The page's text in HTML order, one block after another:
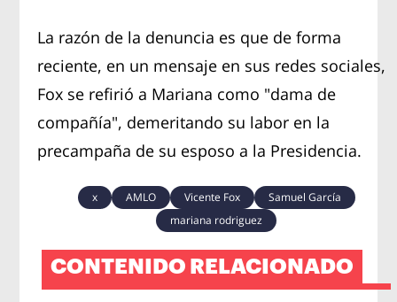
La razón de la denuncia es que de forma
reciente, en un mensaje en sus redes sociales,
Fox se refirió a Mariana como "dama de
compañía", demeritando su labor en la
precampaña de su esposo a la Presidencia.
x AMLO Vicente Fox
Samuel García
mariana rodriguez
CONTENIDO RELACIONADO